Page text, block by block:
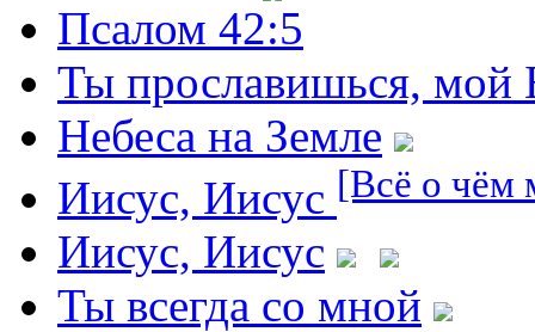
Псалом 42:5
Ты прославишься, мой
Небеса на Земле
Иисус, Иисус [Всё о чём
Иисус, Иисус
Ты всегда со мной